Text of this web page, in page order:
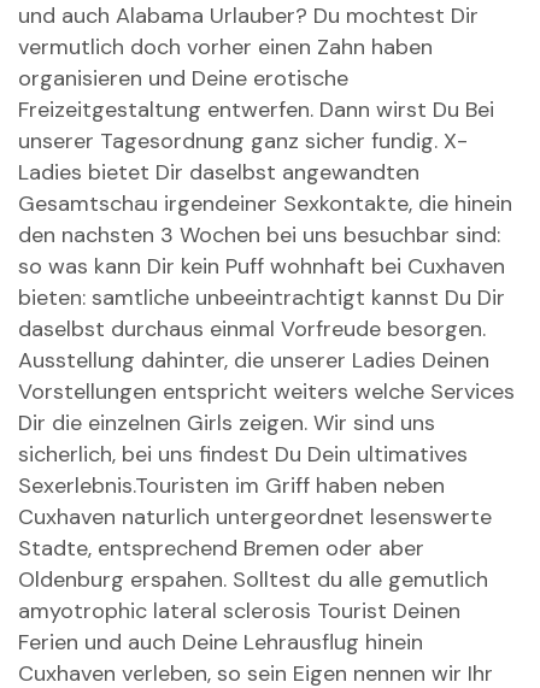
und auch Alabama Urlauber? Du mochtest Dir
vermutlich doch vorher einen Zahn haben
organisieren und Deine erotische
Freizeitgestaltung entwerfen. Dann wirst Du Bei
unserer Tagesordnung ganz sicher fundig. X-
Ladies bietet Dir daselbst angewandten
Gesamtschau irgendeiner Sexkontakte, die hinein
den nachsten 3 Wochen bei uns besuchbar sind:
so was kann Dir kein Puff wohnhaft bei Cuxhaven
bieten: samtliche unbeeintrachtigt kannst Du Dir
daselbst durchaus einmal Vorfreude besorgen.
Ausstellung dahinter, die unserer Ladies Deinen
Vorstellungen entspricht weiters welche Services
Dir die einzelnen Girls zeigen. Wir sind uns
sicherlich, bei uns findest Du Dein ultimatives
Sexerlebnis.Touristen im Griff haben neben
Cuxhaven naturlich untergeordnet lesenswerte
Stadte, entsprechend Bremen oder aber
Oldenburg erspahen. Solltest du alle gemutlich
amyotrophic lateral sclerosis Tourist Deinen
Ferien und auch Deine Lehrausflug hinein
Cuxhaven verleben, so sein Eigen nennen wir Ihr